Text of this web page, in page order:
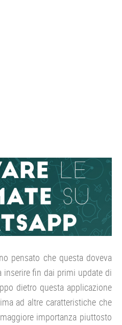
pensato che questa doveva
inserire fin dai primi update di
dietro questa applicazione
ad altre caratteristiche che
importanza piuttosto